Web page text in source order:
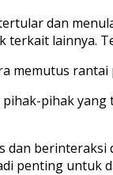
dan
terkait lainnya.
memutus
pihak
penting untuk